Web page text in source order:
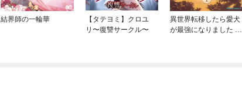
結界師の一輪華
【タテヨミ】クロユ
リ〜復讐サークル〜
異世界転移したら愛犬
が最強になりました ～